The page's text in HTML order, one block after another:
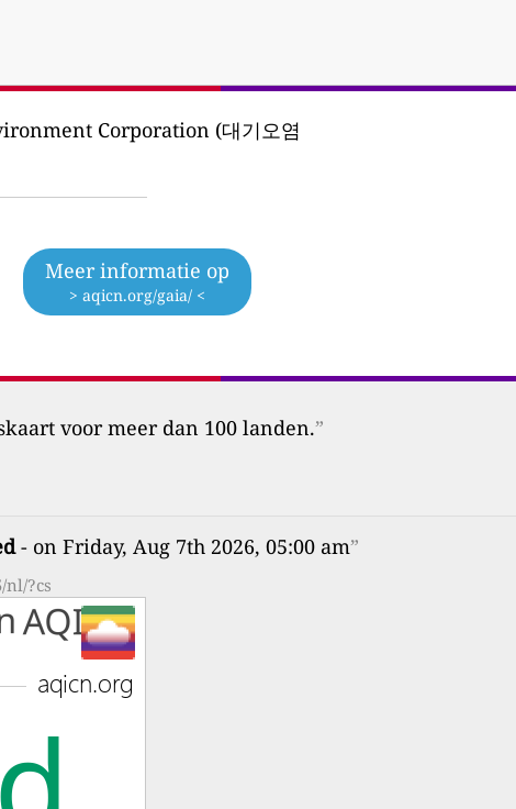
Corporation (대기오염
Meer informatie op
> aqicn.org/gaia/ <
voor meer dan 100 landen.”
- on Friday, Aug 7th 2026, 05:00 am”
nl/?cs